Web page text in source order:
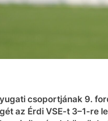
csoportjának 9.
az Érdi VSE-t 3–1-re